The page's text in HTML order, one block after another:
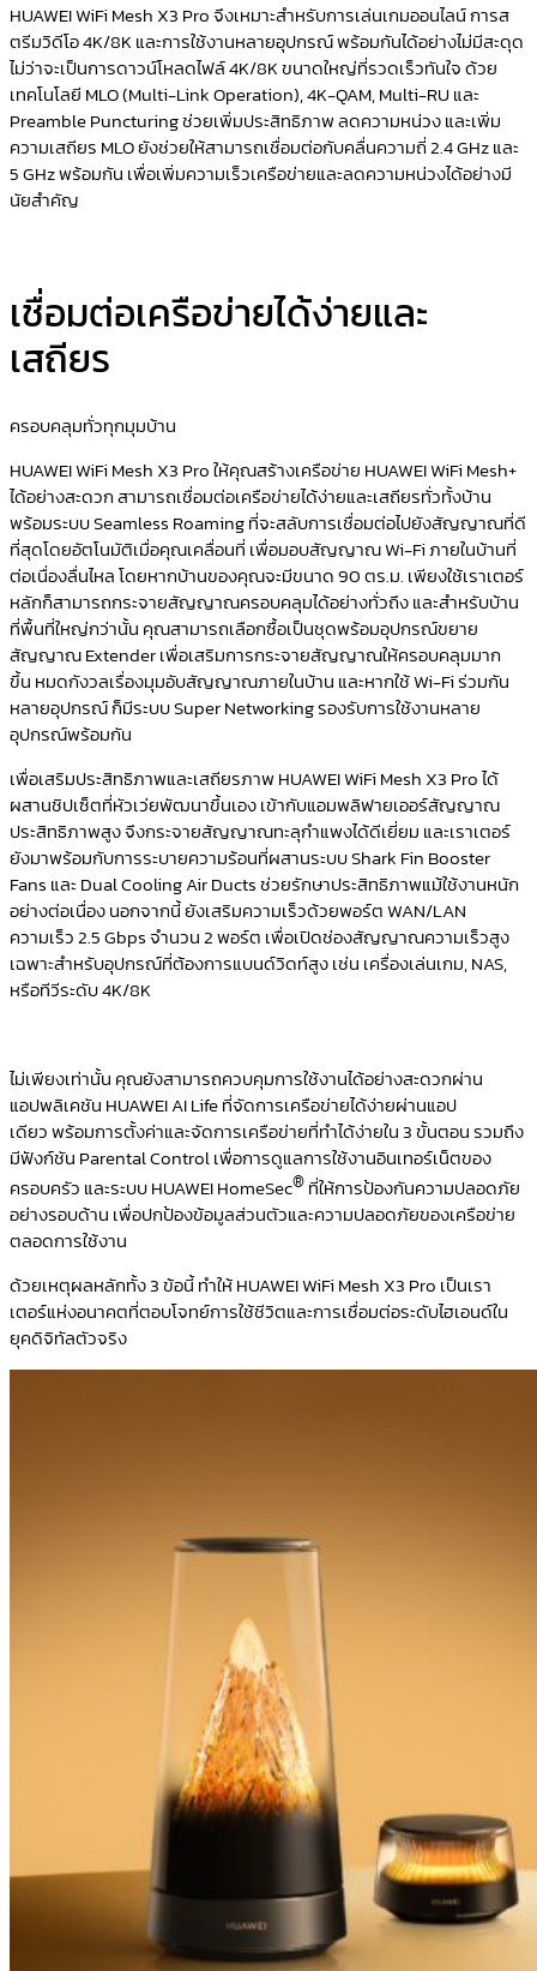
HUAWEI WiFi Mesh X3 Pro จึงเหมาะสำหรับการเล่นเกมออนไลน์ การส
ตรีมวิดีโอ 4K/8K และการใช้งานหลายอุปกรณ์ พร้อมกันได้อย่างไม่มีสะดุด
ไม่ว่าจะเป็นการดาวน์โหลดไฟล์ 4K/8K ขนาดใหญ่ที่รวดเร็วทันใจ ด้วย
เทคโนโลยี MLO (Multi-Link Operation), 4K-QAM, Multi-RU และ
Preamble Puncturing ช่วยเพิ่มประสิทธิภาพ ลดความหน่วง และเพิ่ม
ความเสถียร MLO ยังช่วยให้สามารถเชื่อมต่อกับคลื่นความถี่ 2.4 GHz และ
5 GHz พร้อมกัน เพื่อเพิ่มความเร็วเครือข่ายและลดความหน่วงได้อย่างมี
นัยสำคัญ
เชื่อมต่อเครือข่ายได้ง่ายและ
เสถียร
ครอบคลุมทั่วทุกมุมบ้าน
HUAWEI WiFi Mesh X3 Pro ให้คุณสร้างเครือข่าย HUAWEI WiFi Mesh+
ได้อย่างสะดวก สามารถเชื่อมต่อเครือข่ายได้ง่ายและเสถียรทั่วทั้งบ้าน
พร้อมระบบ Seamless Roaming ที่จะสลับการเชื่อมต่อไปยังสัญญาณที่ดี
ที่สุดโดยอัตโนมัติเมื่อคุณเคลื่อนที่ เพื่อมอบสัญญาณ Wi-Fi ภายในบ้านที่
ต่อเนื่องลื่นไหล โดยหากบ้านของคุณจะมีขนาด 90 ตร.ม. เพียงใช้เราเตอร์
หลักก็สามารถกระจายสัญญาณครอบคลุมได้อย่างทั่วถึง และสำหรับบ้าน
ที่พื้นที่ใหญ่กว่านั้น คุณสามารถเลือกซื้อเป็นชุดพร้อมอุปกรณ์ขยาย
สัญญาณ Extender เพื่อเสริมการกระจายสัญญาณให้ครอบคลุมมาก
ขึ้น หมดกังวลเรื่องมุมอับสัญญาณภายในบ้าน และหากใช้ Wi-Fi ร่วมกัน
หลายอุปกรณ์ ก็มีระบบ Super Networking รองรับการใช้งานหลาย
อุปกรณ์พร้อมกัน
เพื่อเสริมประสิทธิภาพและเสถียรภาพ HUAWEI WiFi Mesh X3 Pro ได้
ผสานชิปเซ็ตที่หัวเว่ยพัฒนาขึ้นเอง เข้ากับแอมพลิฟายเออร์สัญญาณ
ประสิทธิภาพสูง จึงกระจายสัญญาณทะลุกำแพงได้ดีเยี่ยม และเราเตอร์
ยังมาพร้อมกับการระบายความร้อนที่ผสานระบบ Shark Fin Booster
Fans และ Dual Cooling Air Ducts ช่วยรักษาประสิทธิภาพแม้ใช้งานหนัก
อย่างต่อเนื่อง นอกจากนี้ ยังเสริมความเร็วด้วยพอร์ต WAN/LAN
ความเร็ว 2.5 Gbps จำนวน 2 พอร์ต เพื่อเปิดช่องสัญญาณความเร็วสูง
เฉพาะสำหรับอุปกรณ์ที่ต้องการแบนด์วิดท์สูง เช่น เครื่องเล่นเกม, NAS,
หรือทีวีระดับ 4K/8K
ไม่เพียงเท่านั้น คุณยังสามารถควบคุมการใช้งานได้อย่างสะดวกผ่าน
แอปพลิเคชัน HUAWEI AI Life ที่จัดการเครือข่ายได้ง่ายผ่านแอป
เดียว พร้อมการตั้งค่าและจัดการเครือข่ายที่ทำได้ง่ายใน 3 ขั้นตอน รวมถึง
มีฟังก์ชัน Parental Control เพื่อการดูแลการใช้งานอินเทอร์เน็ตของ
ครอบครัว และระบบ HUAWEI HomeSec® ที่ให้การป้องกันความปลอดภัย
อย่างรอบด้าน เพื่อปกป้องข้อมูลส่วนตัวและความปลอดภัยของเครือข่าย
ตลอดการใช้งาน
ด้วยเหตุผลหลักทั้ง 3 ข้อนี้ ทำให้ HUAWEI WiFi Mesh X3 Pro เป็นเรา
เตอร์แห่งอนาคตที่ตอบโจทย์การใช้ชีวิตและการเชื่อมต่อระดับไฮเอนด์ใน
ยุคดิจิทัลตัวจริง